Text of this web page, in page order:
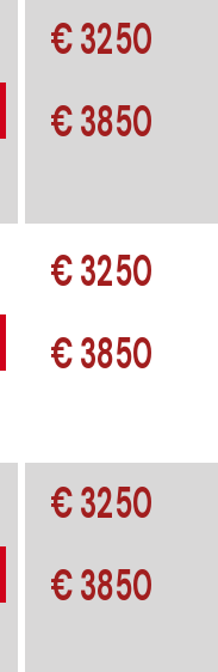
3250 €
3850 €
3250 €
3850 €
3250 €
3850 €